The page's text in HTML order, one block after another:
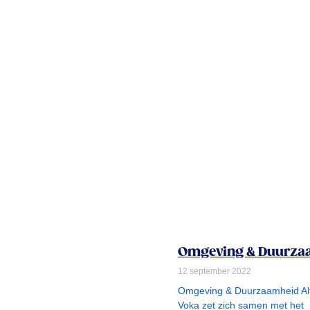
Omgeving &
12 september 2022
Omgeving & Duurzaamheid
Voka zet zich samen met het